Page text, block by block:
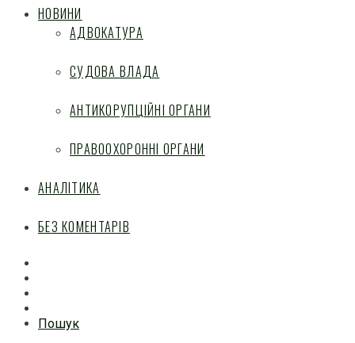
НОВИНИ
АДВОКАТУРА
СУДОВА ВЛАДА
АНТИКОРУПЦІЙНІ ОРГАНИ
ПРАВООХОРОННІ ОРГАНИ
АНАЛІТИКА
БЕЗ КОМЕНТАРІВ
Пошук